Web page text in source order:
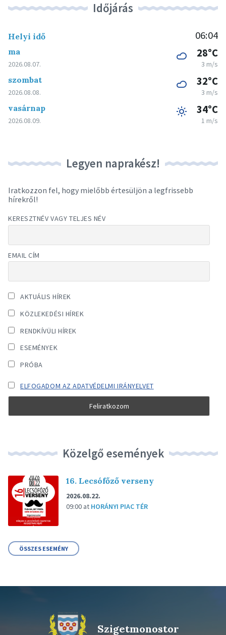
Időjárás
Helyi idő 06:04
ma
2026.08.07.
28°C
3 m/s
szombat
2026.08.08.
32°C
3 m/s
vasárnap
2026.08.09.
34°C
1 m/s
Legyen naprakész!
Iratkozzon fel, hogy mielőbb értesüljön a legfrissebb
hírekről!
KERESZTNÉV VAGY TELJES NÉV
EMAIL CÍM
AKTUÁLIS HÍREK
KÖZLEKEDÉSI HÍREK
RENDKÍVÜLI HÍREK
ESEMÉNYEK
PRÓBA
ELFOGADOM AZ ADATVÉDELMI IRÁNYELVET
Közelgő események
16. Lecsófőző verseny
2026.08.22.
09:00 at HORÁNYI PIAC TÉR
ÖSSZES ESEMÉNY
Szigetmonostor